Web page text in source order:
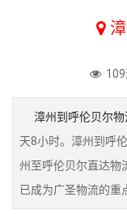
漳
漳州到呼伦贝尔物
天8小时。漳州到呼
州至呼伦贝尔直达物
已成为广圣物流的重